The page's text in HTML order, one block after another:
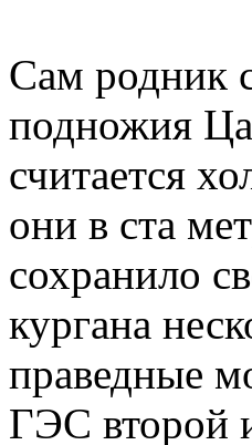
Сам родник
подножия
считается
они в ста
сохранило
кургана
праведные
ГЭС второй